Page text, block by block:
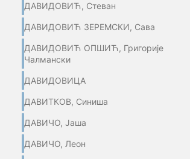
ДАВИДОВИЋ, Стеван
ДАВИДОВИЋ ЗЕРЕМСКИ, Сава
ДАВИДОВИЋ ОПШИЋ, Григорије
Чалмански
ДАВИДОВИЦА
ДАВИТКОВ, Синиша
ДАВИЧО, Јаша
ДАВИЧО, Леон